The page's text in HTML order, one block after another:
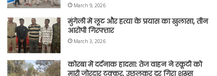
March 9, 2026
मुंगेली में लूट और हत्या के प्रयास का खुलासा, तीन
आरोपी गिरफ्तार
March 3, 2026
कोरबा में दर्दनाक हादसा: तेज वाहन ने स्कूटी को
मारी जोरदार टक्कर, उछलकर दूर गिरा शख्स